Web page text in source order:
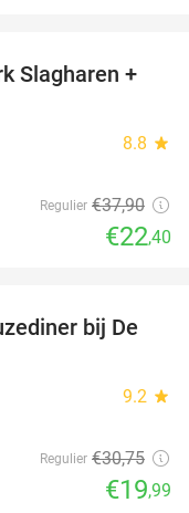
41%
Slagharen +
8.8 star
Regulier €37,90
€22,40
35%
bij De
9.2 star
Regulier €30,75
€19,99